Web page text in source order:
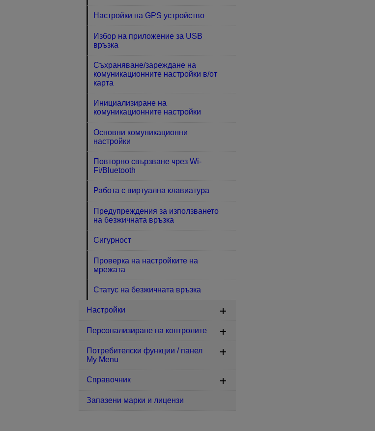
Настройки на GPS устройство
Избор на приложение за USB
връзка
Съхраняване/зареждане на
комуникационните настройки в/от
карта
Инициализиране на
комуникационните настройки
Основни комуникационни
настройки
Повторно свързване чрез Wi-
Fi/Bluetooth
Работа с виртуална клавиатура
Предупреждения за използването
на безжичната връзка
Сигурност
Проверка на настройките на
мрежата
Статус на безжичната връзка
Настройки
Персонализиране на контролите
Потребителски функции / панел
My Menu
Справочник
Запазени марки и лицензи